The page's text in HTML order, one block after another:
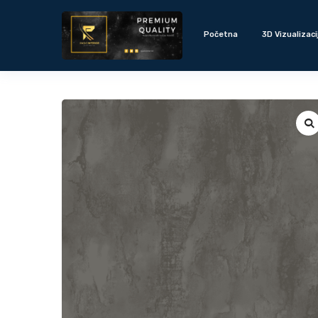
Početna 3D